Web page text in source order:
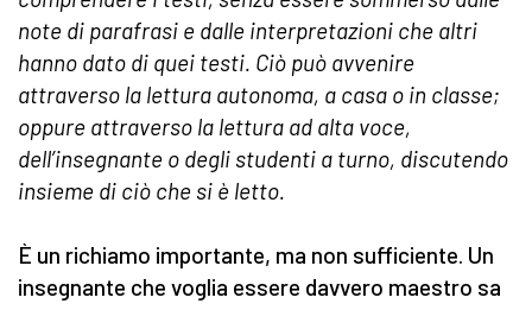
note di parafrasi e dalle interpretazioni che altri
hanno dato di quei testi. Ciò può avvenire
attraverso la lettura autonoma, a casa o in classe;
oppure attraverso la lettura ad alta voce,
dell’insegnante o degli studenti a turno, discutendo
insieme di ciò che si è letto.
È un richiamo importante, ma non sufficiente. Un
insegnante che voglia essere davvero maestro sa